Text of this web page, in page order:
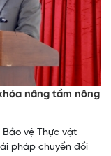
nâng tầm nông
Bảo vệ Thực vật
pháp chuyển đổi